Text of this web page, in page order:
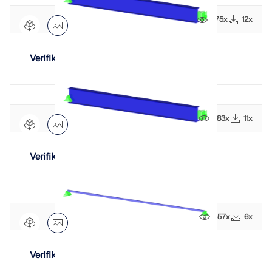
LASTZONEN PRÜFEN
Überholte Produkte
675x 12x
Verifikationsbeispiel 0051 | 3
683x 11x
Verifikationsbeispiel 0051 | 4
557x 6x
Verifikationsbeispiel 0004 | 7